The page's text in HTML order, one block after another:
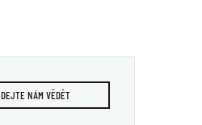
DEJTE NÁM VĚDĚT